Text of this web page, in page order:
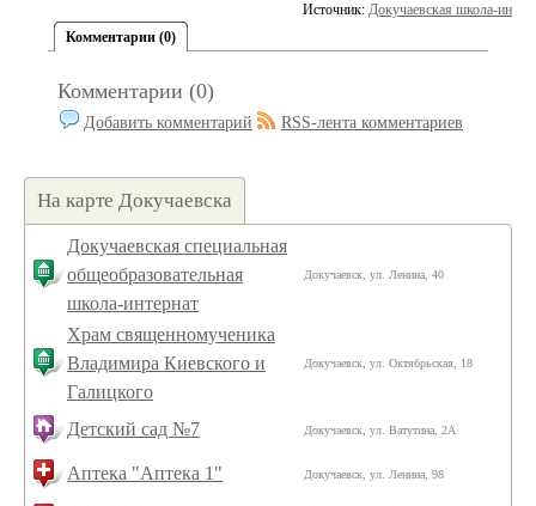
Источник: Докучаевская школа-
Комментарии (0)
Комментарии (0)
Добавить комментарий RSS-лента комментариев
На карте Докучаевска
Докучаевская специальная
общеобразовательная
школа-интернат
Докучаевск, ул. Ленина, 40
Храм священномученика
Владимира Киевского и
Галицкого
Докучаевск, ул. Октябрьская, 18
Детский сад №7 Докучаевск, ул. Ватутина, 2А
Аптека "Аптека 1" Докучаевск, ул. Ленина, 98